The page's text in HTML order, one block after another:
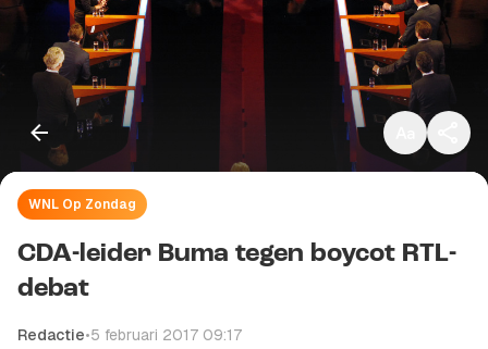
Klein
Standaard
Groot
WNL Op Zondag
CDA-leider Buma tegen boycot RTL-
debat
Redactie•5 februari 2017 09:17